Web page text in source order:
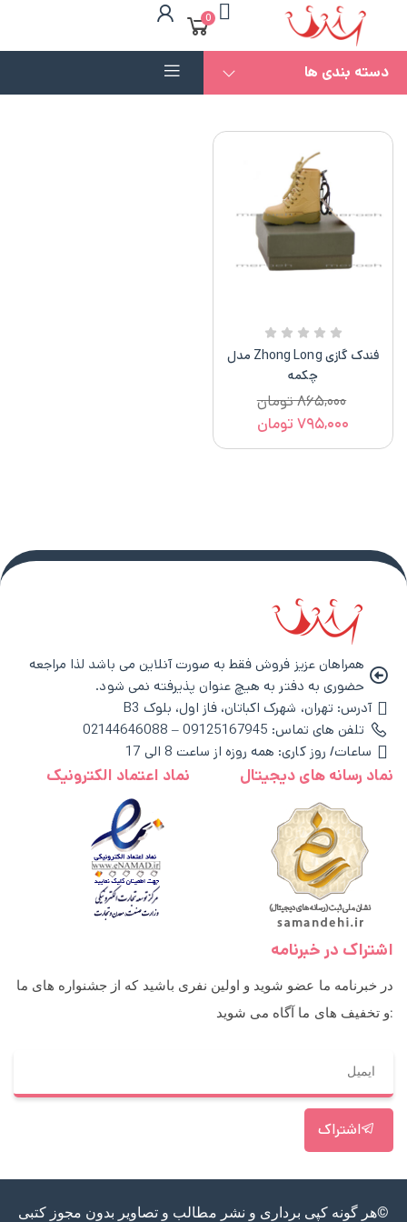
0
دسته بندی ها
فندک گازی Zhong Long مدل
چکمه
۸۶۵,۰۰۰تومان
۷۹۵,۰۰۰ تومان
همراهان عزیز فروش فقط به صورت آنلاین می باشد لذا مراجعه
حضوری به دفتر به هیچ عنوان پذیرفته نمی شود.
آدرس: تهران، شهرک اکباتان، فاز اول، بلوک B3
تلفن های تماس: 09125167945 – 02144646088
ساعات/ روز کاری: همه روزه از ساعت 8 الی 17
نماد رسانه های دیجیتال نماد اعتماد الکترونیک
اشتراک در خبرنامه
در خبرنامه ما عضو شوید و اولین نفری باشید که از جشنواره های ما
و تخفیف های ما آگاه می شوید:
اشتراک
©هر گونه کپی برداری و نشر مطالب و تصاویر بدون مجوز کتبی